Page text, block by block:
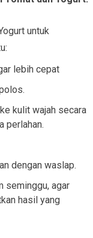
untuk
lebih cepat
kulit wajah secara
perlahan.
dengan waslap.
seminggu, agar
hasil yang